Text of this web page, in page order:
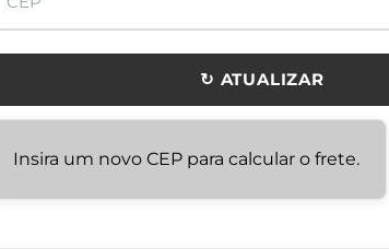
↻ ATUALIZAR
Insira um novo CEP para calcular o frete.